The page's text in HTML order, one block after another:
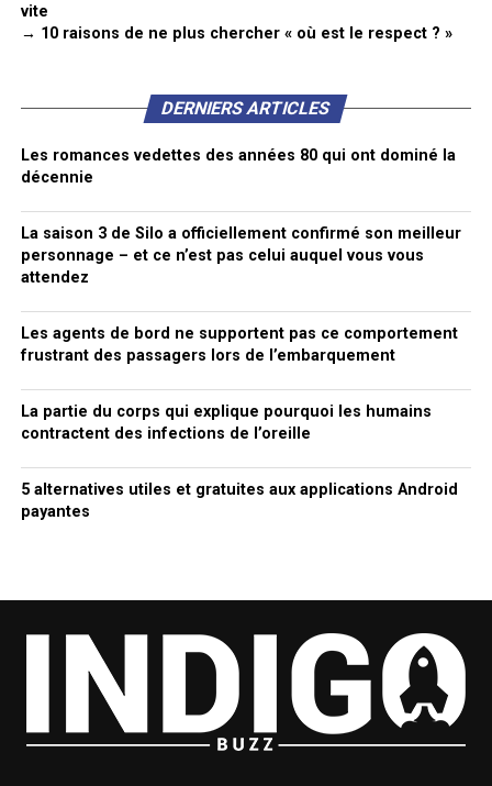
vite
→ 10 raisons de ne plus chercher « où est le respect ? »
DERNIERS ARTICLES
Les romances vedettes des années 80 qui ont dominé la
décennie
La saison 3 de Silo a officiellement confirmé son meilleur
personnage – et ce n’est pas celui auquel vous vous
attendez
Les agents de bord ne supportent pas ce comportement
frustrant des passagers lors de l’embarquement
La partie du corps qui explique pourquoi les humains
contractent des infections de l’oreille
5 alternatives utiles et gratuites aux applications Android
payantes